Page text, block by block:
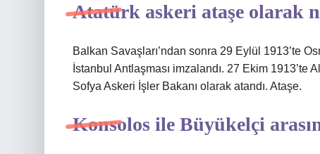
Atatürk askeri ataşe olarak
Balkan Savaşları’ndan sonra 29 Eylül 1913’te
İstanbul Antlaşması imzalandı. 27 Ekim
Sofya Askeri İşler Bakanı olarak atandı. Ataşe.
Konsolos ile Büyükelçi